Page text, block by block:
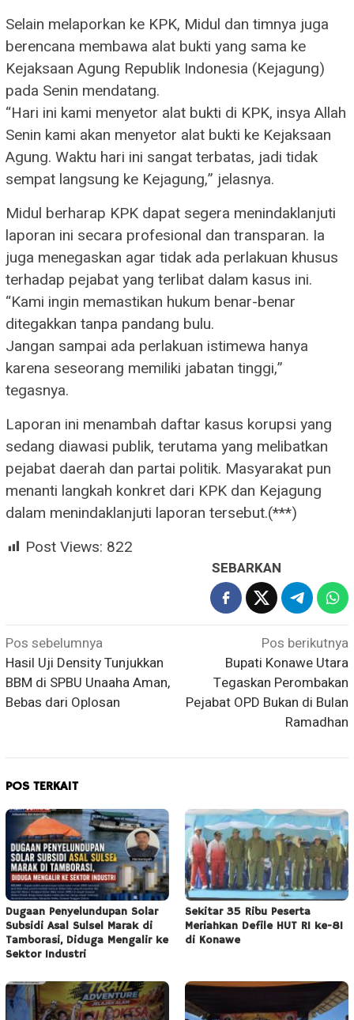
Selain melaporkan ke KPK, Midul dan timnya juga
berencana membawa alat bukti yang sama ke
Kejaksaan Agung Republik Indonesia (Kejagung)
pada Senin mendatang.
“Hari ini kami menyetor alat bukti di KPK, insya Allah
Senin kami akan menyetor alat bukti ke Kejaksaan
Agung. Waktu hari ini sangat terbatas, jadi tidak
sempat langsung ke Kejagung,” jelasnya.
Midul berharap KPK dapat segera menindaklanjuti
laporan ini secara profesional dan transparan. Ia
juga menegaskan agar tidak ada perlakuan khusus
terhadap pejabat yang terlibat dalam kasus ini.
“Kami ingin memastikan hukum benar-benar
ditegakkan tanpa pandang bulu.
Jangan sampai ada perlakuan istimewa hanya
karena seseorang memiliki jabatan tinggi,”
tegasnya.
Laporan ini menambah daftar kasus korupsi yang
sedang diawasi publik, terutama yang melibatkan
pejabat daerah dan partai politik. Masyarakat pun
menanti langkah konkret dari KPK dan Kejagung
dalam menindaklanjuti laporan tersebut.(***)
Post Views: 822
SEBARKAN
Navigasi
pos
Pos sebelumnya
Hasil Uji Density Tunjukkan
BBM di SPBU Unaaha Aman,
Bebas dari Oplosan
Pos berikutnya
Bupati Konawe Utara
Tegaskan Perombakan
Pejabat OPD Bukan di Bulan
Ramadhan
POS TERKAIT
Dugaan Penyelundupan Solar
Subsidi Asal Sulsel Marak di
Tamborasi, Diduga Mengalir ke
Sektor Industri
Sekitar 35 Ribu Peserta
Meriahkan Defile HUT RI ke-81
di Konawe